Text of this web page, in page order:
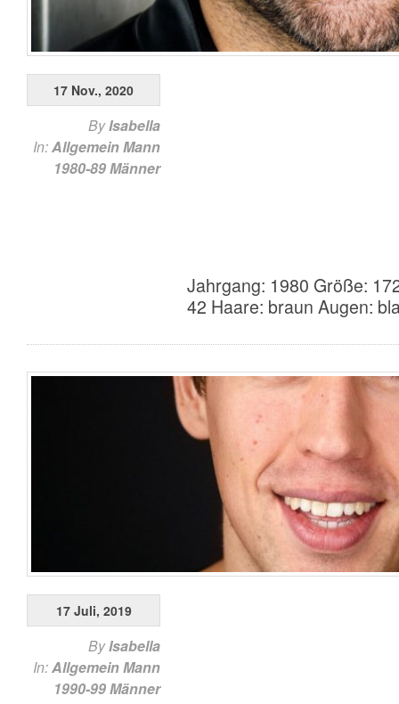
Jahrgang: 1980 Größe:
42 Haare: braun Augen:
17 Nov., 2020
ByIsabella
In:AllgemeinMann
1980-89Männer
17 Juli, 2019
ByIsabella
In:AllgemeinMann
1990-99Männer